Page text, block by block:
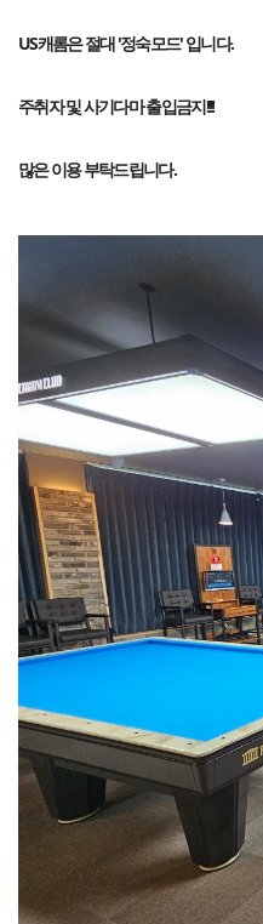
US캐롬은 절대 '정숙모드' 입니다.
주취자 및 사기다마 출입금지!!!
많은 이용 부탁드립니다.